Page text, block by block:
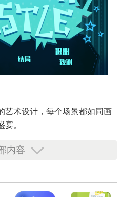
艺术设计，每个场景都如同画
。
，包含多个章节和分支剧情，
，会根据玩家的行动调整战
内容